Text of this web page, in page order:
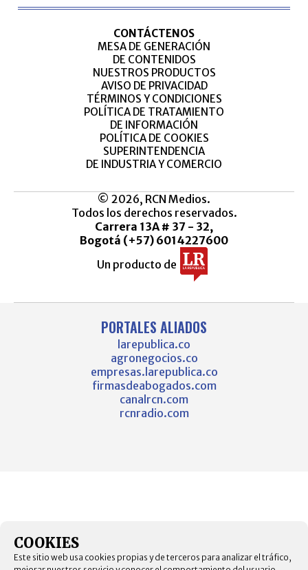
CONTÁCTENOS
MESA DE GENERACIÓN
DE CONTENIDOS
NUESTROS PRODUCTOS
AVISO DE PRIVACIDAD
TÉRMINOS Y CONDICIONES
POLÍTICA DE TRATAMIENTO
DE INFORMACIÓN
POLÍTICA DE COOKIES
SUPERINTENDENCIA
DE INDUSTRIA Y COMERCIO
© 2026, RCN Medios.
Todos los derechos reservados.
Carrera 13A # 37 - 32,
Bogotá (+57) 6014227600
Un producto de
PORTALES ALIADOS
larepublica.co
agronegocios.co
empresas.larepublica.co
firmasdeabogados.com
canalrcn.com
rcnradio.com
COOKIES
Este sitio web usa cookies propias y de terceros para analizar el tráfico,